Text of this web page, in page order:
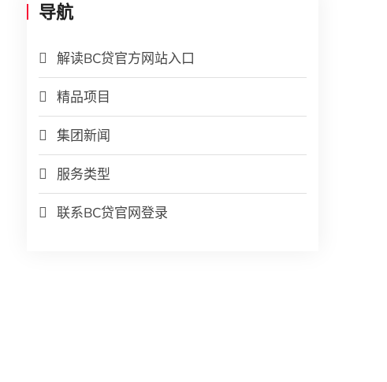
导航
解读BC贷官方网站入口
精品项目
集团新闻
服务类型
联系BC贷官网登录